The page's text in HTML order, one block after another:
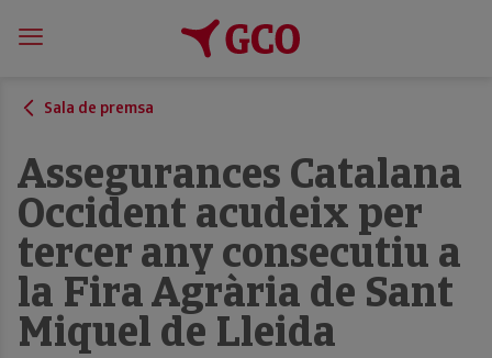
Sala de premsa
Assegurances Catalana
Occident acudeix per
tercer any consecutiu a
la Fira Agrària de Sant
Miquel de Lleida